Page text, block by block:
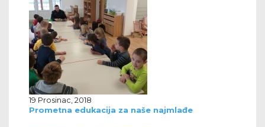
19 Prosinac, 2018
Prometna edukacija za naše najmlađe